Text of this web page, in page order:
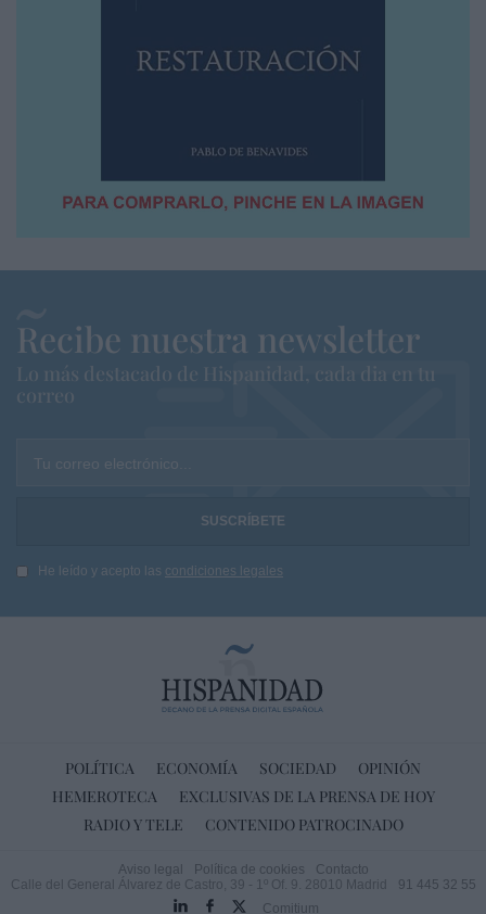
Recibe nuestra newsletter
Lo más destacado de Hispanidad, cada dia en tu
correo
Tu correo electrónico...
He leído y acepto las condiciones legales
POLÍTICA ECONOMÍA SOCIEDAD
OPINIÓN
HEMEROTECA
EXCLUSIVAS DE LA PRENSA DE HOY
RADIO Y TELE
CONTENIDO PATROCINADO
Aviso legal Política de cookies
Contacto
Calle del General Álvarez de Castro, 39 - 1º Of. 9. 28010 Madrid
91 445 32 55
Comitium